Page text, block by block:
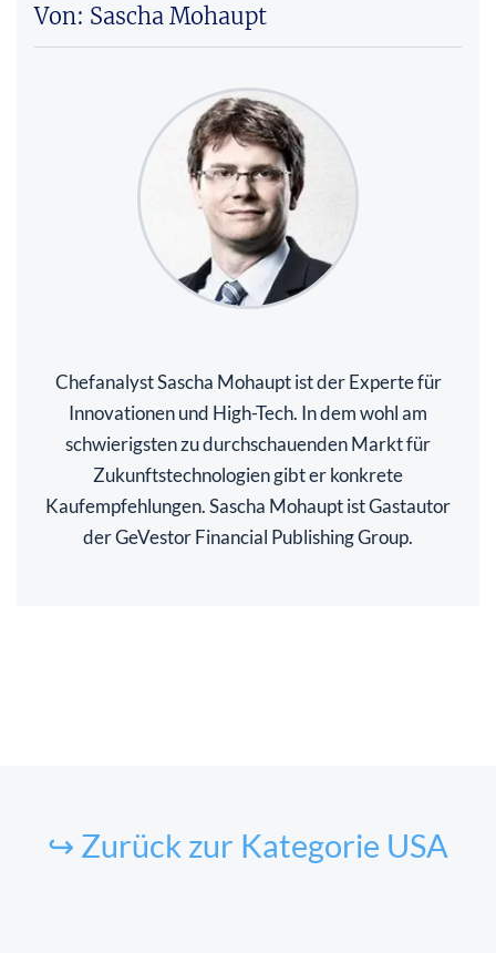
Von: Sascha Mohaupt
Chefanalyst Sascha Mohaupt ist der Experte für
Innovationen und High-Tech. In dem wohl am
schwierigsten zu durchschauenden Markt für
Zukunftstechnologien gibt er konkrete
Kaufempfehlungen. Sascha Mohaupt ist Gastautor
der GeVestor Financial Publishing Group.
↪ Zurück zur Kategorie USA